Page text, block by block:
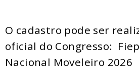
O cadastro pode ser
oficial do Congresso:
Nacional Moveleiro 2026